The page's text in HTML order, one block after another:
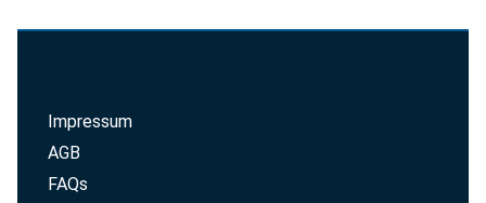
Impressum
AGB
FAQs